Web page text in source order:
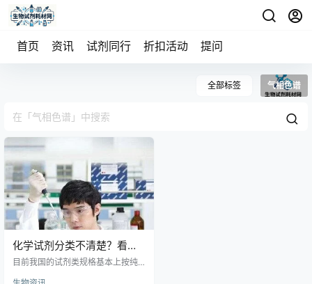
首页 资讯 试剂同行 折扣活动 提问
全部标签 气相色谱
化学试剂分类不清楚？看完
秒懂
目前我国的试剂类规格基本上按纯